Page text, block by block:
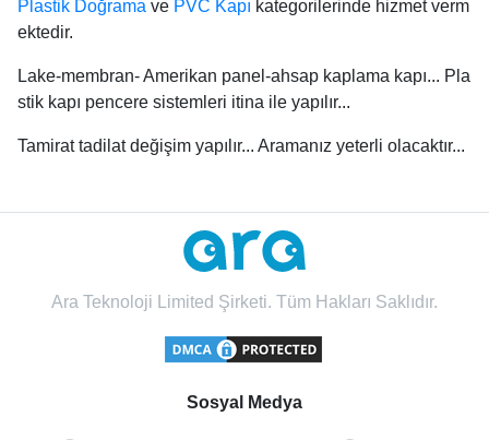
Plastik Doğrama ve PVC Kapı kategorilerinde hizmet verm
ektedir.
Lake-membran- Amerikan panel-ahsap kaplama kapı... Pla
stik kapı pencere sistemleri itina ile yapılır...
Tamirat tadilat değişim yapılır... Aramanız yeterli olacaktır...
Ara Teknoloji Limited Şirketi. Tüm Hakları Saklıdır.
Sosyal Medya